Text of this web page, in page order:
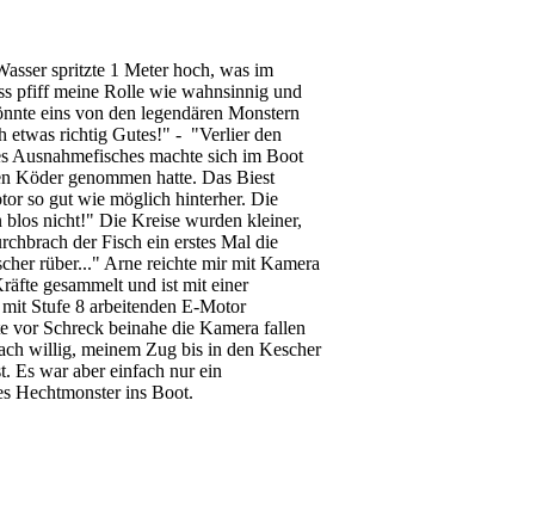
spritzte 1 Meter hoch, was im
pfiff meine Rolle wie wahnsinnig und
eins von den legendären Monstern
etwas richtig Gutes!" - "Verlier den
machte sich im Boot
Köder genommen hatte. Das Biest
so gut wie möglich hinterher. Die
blos nicht!" Die Kreise wurden kleiner,
der Fisch ein erstes Mal die
rüber..." Arne reichte mir mit Kamera
gesammelt und ist mit einer
Stufe 8 arbeitenden E-Motor
vor Schreck beinahe die Kamera fallen
willig, meinem Zug bis in den Kescher
Es war aber einfach nur ein
Hechtmonster ins Boot.